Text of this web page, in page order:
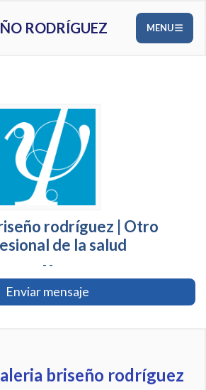
RODRÍGUEZ MENU
rodríguez | Otro
de la salud
- -
Enviar mensaje
briseño rodríguez